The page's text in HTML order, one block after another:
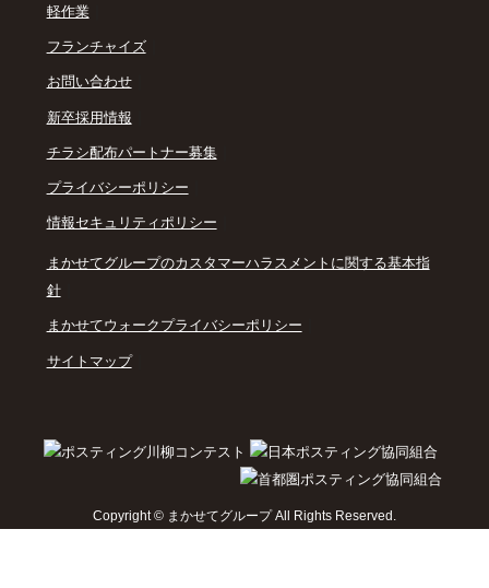
軽作業｜
フランチャイズ｜
お問い合わせ｜
新卒採用情報
チラシ配布パートナー募集｜
プライバシーポリシー
情報セキュリティポリシー
まかせてグループのカスタマーハラスメントに関する基本指
針｜
まかせてウォークプライバシーポリシー
サイトマップ｜
Copyright © まかせてグループ All Rights Reserved.